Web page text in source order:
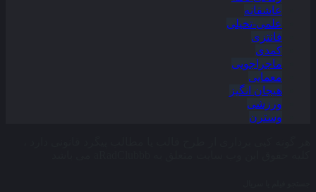
عاشقانه
علمی-تخیلی
فانتزی
کمدی
ماجراجویی
معمایی
هیجان انگیز
ورزشی
وسترن